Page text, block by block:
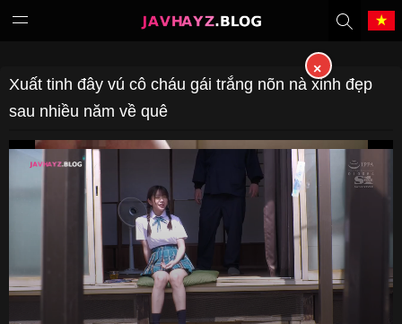
Tiếng Việt 中文（繁體）
日本語 한국어
Melayu ภาษาไทย
Deutsch Français
×
Xuất tinh đây vú cô cháu gái trắng nõn nà xinh đẹp
sau nhiều năm về quê